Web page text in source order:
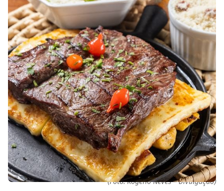
Restaurantes de Anápolis participam do 18º Festival Brasil Sabor
(Foto: Rogério Neves – Divulgação)